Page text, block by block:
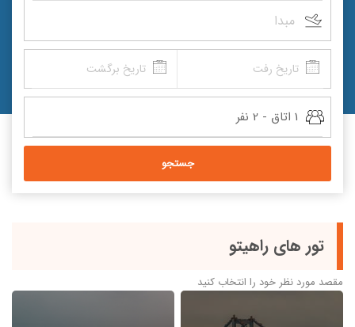
بلیط هواپیما
تور
ارتباط با ما
مبدا
تاریخ رفت تاریخ برگشت
1 اتاق - 2 نفر
جستجو
تور های راهیتو
مقصد مورد نظر خود را انتخاب کنید